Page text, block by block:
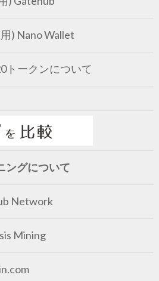
) Nano Wallet
トークンについて
ングについて
Network
Mining